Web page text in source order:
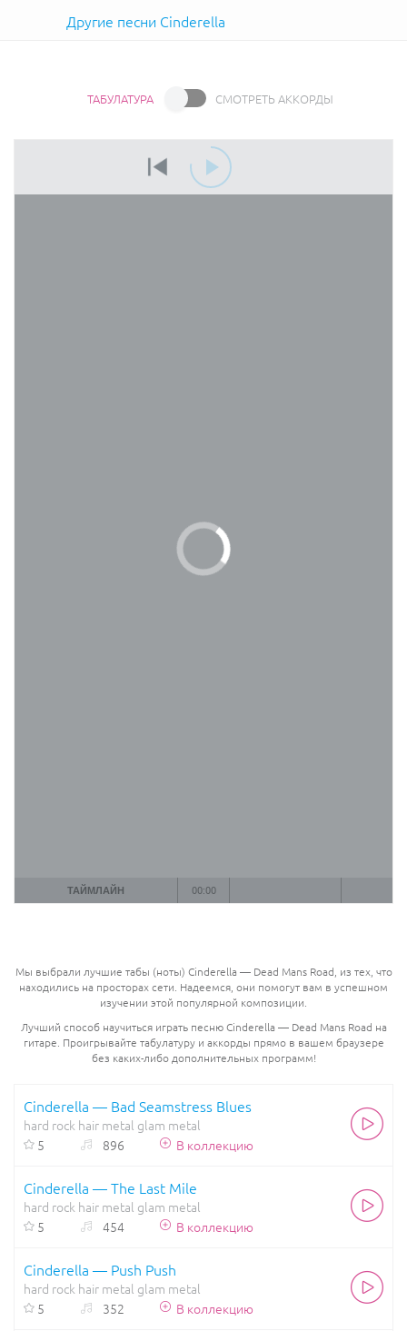
Другие песни Cinderella
ТАБУЛАТУРА СМОТРЕТЬ АККОРДЫ
ТАЙМЛАЙН 00:00
Мы выбрали лучшие табы (ноты) Cinderella — Dead Mans Road, из тех, что
находились на просторах сети. Надеемся, они помогут вам в успешном
изучении этой популярной композиции.
Лучший способ научиться играть песню Cinderella — Dead Mans Road на
гитаре. Проигрывайте табулатуру и аккорды прямо в вашем браузере
без каких-либо дополнительных программ!
Cinderella — Bad Seamstress Blues
hard rock hair metal glam metal
5
896 В коллекцию
Cinderella — The Last Mile
hard rock hair metal glam metal
5
454 В коллекцию
Cinderella — Push Push
hard rock hair metal glam metal
5
352 В коллекцию